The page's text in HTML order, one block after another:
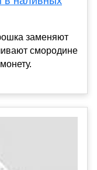
заменяют
смородине